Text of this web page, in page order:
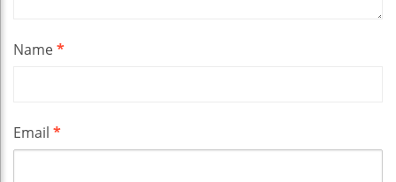
Name*
Email *